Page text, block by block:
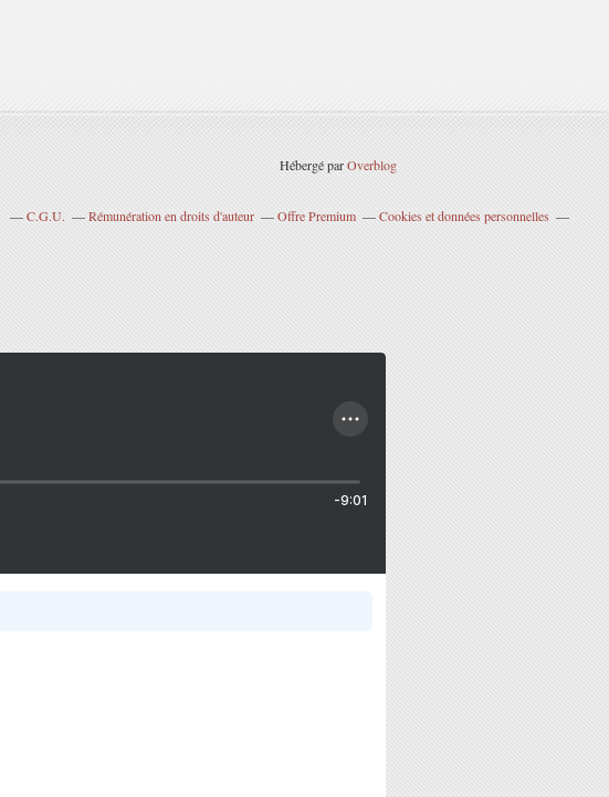
Hébergé parOverblog
C.G.U. Rémunération en droits d'auteur Offre Premium
Cookies et données personnelles
-9:01